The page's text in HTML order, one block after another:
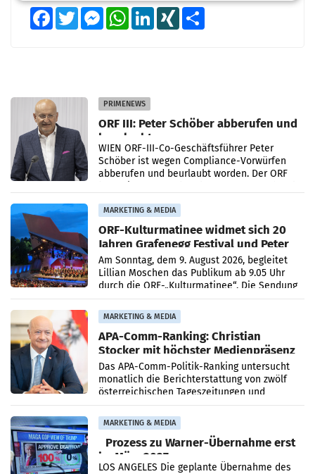
FacebookTwitter MessengerWhatsAppLinkedInXING
PRIMENEWS
ORF III: Peter Schöber abberufen und
beurlaubt
WIEN ORF-III-Co-Geschäftsführer Peter
Schöber ist wegen Compliance-Vorwürfen
abberufen und beurlaubt worden. Der ORF
MARKETING & MEDIA
ORF-Kulturmatinee widmet sich 20
Jahren Grafenegg Festival und Peter
Simonischek
Am Sonntag, dem 9. August 2026, begleitet
Lillian Moschen das Publikum ab 9.05 Uhr
durch die ORF-„Kulturmatinee“. Die Sendung
startet mit der Dokumentation „20 Jahre
Grafenegg
MARKETING & MEDIA
APA-Comm-Ranking: Christian
Stocker mit höchster Medienpräsenz
im Juli
Das APA-Comm-Politik-Ranking untersucht
monatlich die Berichterstattung von zwölf
österreichischen Tageszeitungen und
analysiert, welche Politikerinnen und
Politiker Österreichs die
MARKETING & MEDIA
Prozess zu Warner-Übernahme erst
im März 2027
LOS ANGELES Die geplante Übernahme des